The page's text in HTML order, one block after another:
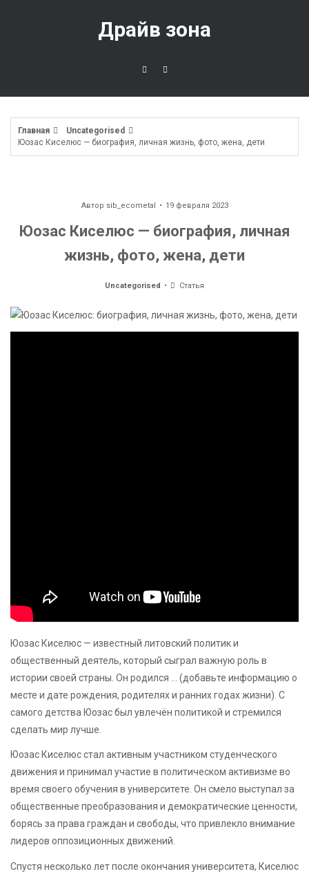
Драйв зона
Главная
Uncategorised
Юозас Киселюс — биография, личная жизнь, фото, жена, дети
Автор sib_ecometal 19 февраля 2023
Юозас Киселюс — биография, личная
жизнь, фото, жена, дети
Uncategorised Статья
Юозас Киселюс — известный литовский политик и
общественный деятель, который сыграл важную роль в
истории своей страны. Он родился … (добавьте информацию о
месте и дате рождения, родителях и ранних годах жизни). С
самого детства Юозас был увлечён политикой и стремился
сделать мир лучше.
Юозас Киселюс стал активным участником студенческого
движения и принимал участие в политическом активизме во
время своего обучения в университете. Он смело выступал за
общественные преобразования и демократические ценности,
борясь за права граждан и свободы, что привлекло внимание
лидеров оппозиционных движений.
Спустя несколько лет после окончания университета, Киселюс